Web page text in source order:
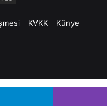
KVKK Künye